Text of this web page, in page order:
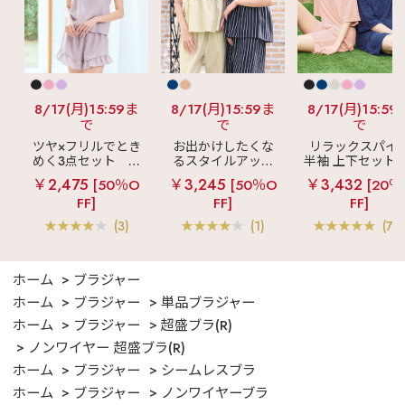
8/17(月)15:59ま
で
ツヤ×フリルでとき
めく3点セット
シ
ルキー ショートパ
ンツ 3点セット
￥2,475 [50％O
FF]
(3)
8/17(月)15:59ま
で
お出かけしたくな
るスタイルアップ
見え
ストライプ
フリル ロングパン
ツ 綿混 上下セット
￥3,245 [50％O
FF]
(1)
8/17(月)15:59
で
リラックスパイ
半袖 上下セット
女兼用サイズ)
￥3,432 [20
FF]
ホーム
ブラジャー
ホーム
ブラジャー
単品ブラジャー
ホーム
ブラジャー
超盛ブラ(R)
ノンワイヤー 超盛ブラ(R)
ホーム
ブラジャー
シームレスブラ
ホーム
ブラジャー
ノンワイヤーブラ